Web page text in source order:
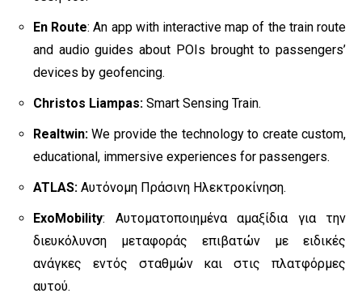
En Route: An app with interactive map of the train route
and audio guides about POIs brought to passengers’
devices by geofencing.
Christos Liampas: Smart Sensing Train.
Realtwin: We provide the technology to create custom,
educational, immersive experiences for passengers.
ATLAS: Αυτόνομη Πράσινη Ηλεκτροκίνηση.
ExoMobility: Αυτοματοποιημένα αμαξίδια για την
διευκόλυνση μεταφοράς επιβατών με ειδικές
ανάγκες εντός σταθμών και στις πλατφόρμες
αυτού.